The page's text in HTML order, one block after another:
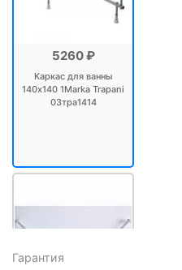
5260 ₽
Каркас для ванны
140х140 1Marka Trapani
03тра1414
Гарантия